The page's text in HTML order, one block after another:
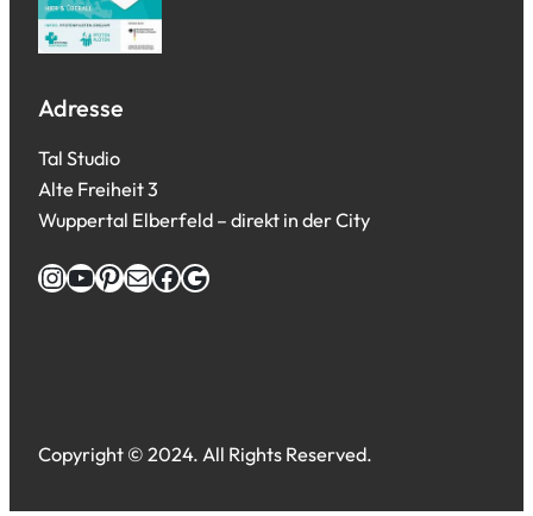
Adresse
Tal Studio
Alte Freiheit 3
Wuppertal Elberfeld – direkt in der City
InstagramYouTube Pinterest E-Mail Facebook Google
Copyright © 2024. All Rights Reserved.